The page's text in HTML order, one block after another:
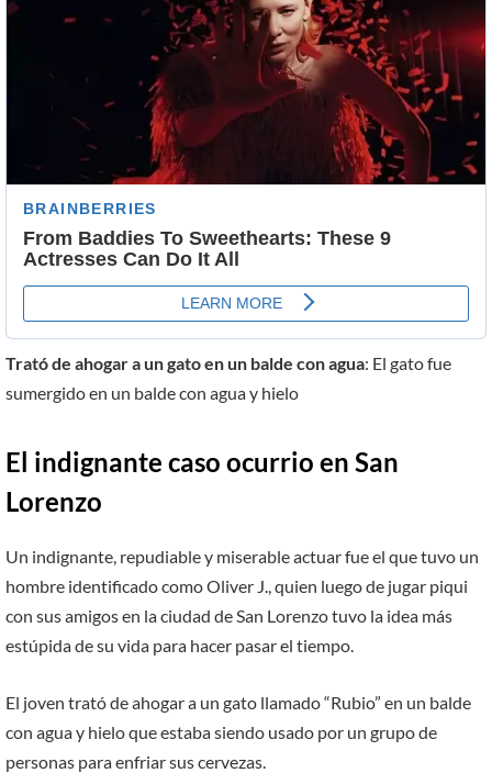
Trató de ahogar a un gato en un balde con agua: El gato fue
sumergido en un balde con agua y hielo
El indignante caso ocurrio en San
Lorenzo
Un indignante, repudiable y miserable actuar fue el que tuvo un
hombre identificado como Oliver J., quien luego de jugar piqui
con sus amigos en la ciudad de San Lorenzo tuvo la idea más
estúpida de su vida para hacer pasar el tiempo.
El joven trató de ahogar a un gato llamado “Rubio” en un balde
con agua y hielo que estaba siendo usado por un grupo de
personas para enfriar sus cervezas.